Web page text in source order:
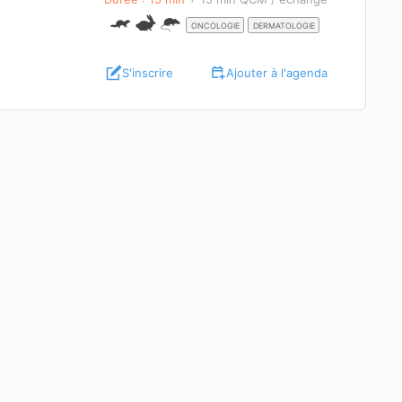
ONCOLOGIE DERMATOLOGIE
S'inscrire Ajouter à l'agenda